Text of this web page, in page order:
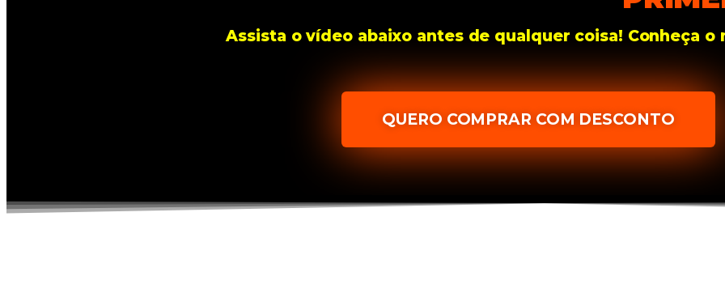
Assista o vídeo abaixo antes de qualquer coisa! Conheça o
QUERO COMPRAR COM DESCONTO